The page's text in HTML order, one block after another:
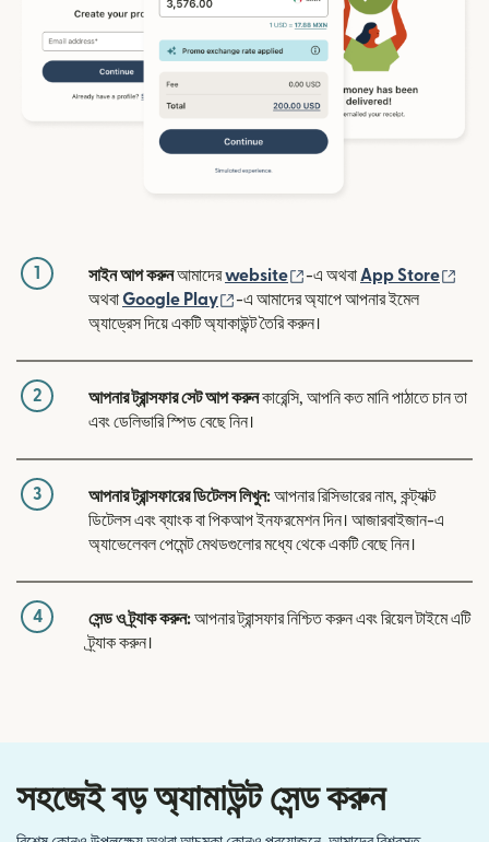
1 সাইন আপ করুনআমাদেরwebsite (নতুন উইন্ডোতে খুলবে)
-এ অথবা App Store
অথবাGoogle Play (নতুন উইন্ডোতে খুলবে)
-এ আমাদের অ্যাপে আপনার ইমেল
অ্যাড্রেস দিয়ে একটি অ্যাকাউন্ট তৈরি করুন।
2 আপনার ট্রান্সফার সেট আপ করুনকারেন্সি, আপনি কত মানি পাঠাতে চান তা
এবং ডেলিভারি স্পিড বেছে নিন।
3 আপনার ট্রান্সফারের ডিটেলস লিখুন:আপনার রিসিভারের নাম, কন্ট্যাক্ট
ডিটেলস এবং ব্যাংক বা পিকআপ ইনফরমেশন দিন। আজারবাইজান-এ
অ্যাভেলেবল পেমেন্ট মেথডগুলোর মধ্যে থেকে একটি বেছে নিন।
4 সেন্ড ও ট্র্যাক করুন:আপনার ট্রান্সফার নিশ্চিত করুন এবং রিয়েল টাইমে এটি
ট্র্যাক করুন।
সহজেই বড় অ্যামাউন্ট সেন্ড করুন